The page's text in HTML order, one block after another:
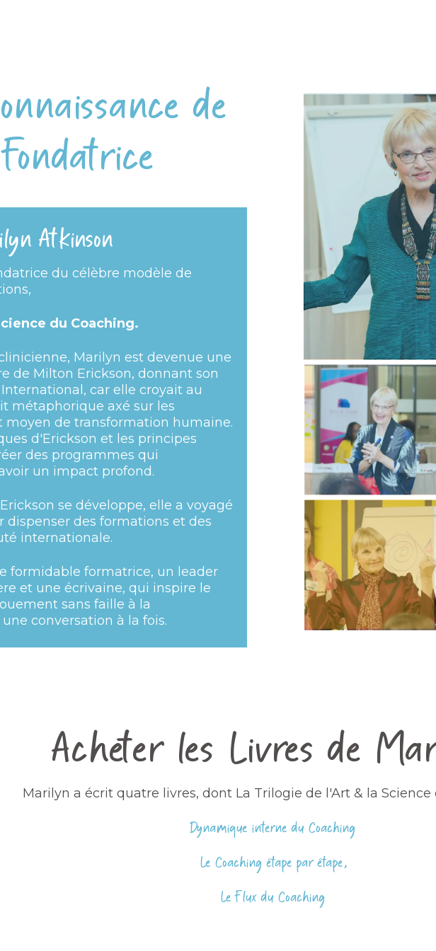
de
Atkinson
du célèbre modèle de
du Coaching.
Marilyn est devenue une
de Milton Erickson, donnant son
car elle croyait au
métaphorique axé sur les
de transformation humaine.
d'Erickson et les principes
des programmes qui
un impact profond.
se développe, elle a voyagé
des formations et des
internationale.
formidable formatrice, un leader
et une écrivaine, qui inspire le
sans faille à la
conversation à la fois.
Acheter les Livres de
Marilyn a écrit quatre livres, dont La Trilogie de l'Art & la Science
Dynamique interne du Coaching
Le Coaching étape par étape,
Le Flux du Coaching